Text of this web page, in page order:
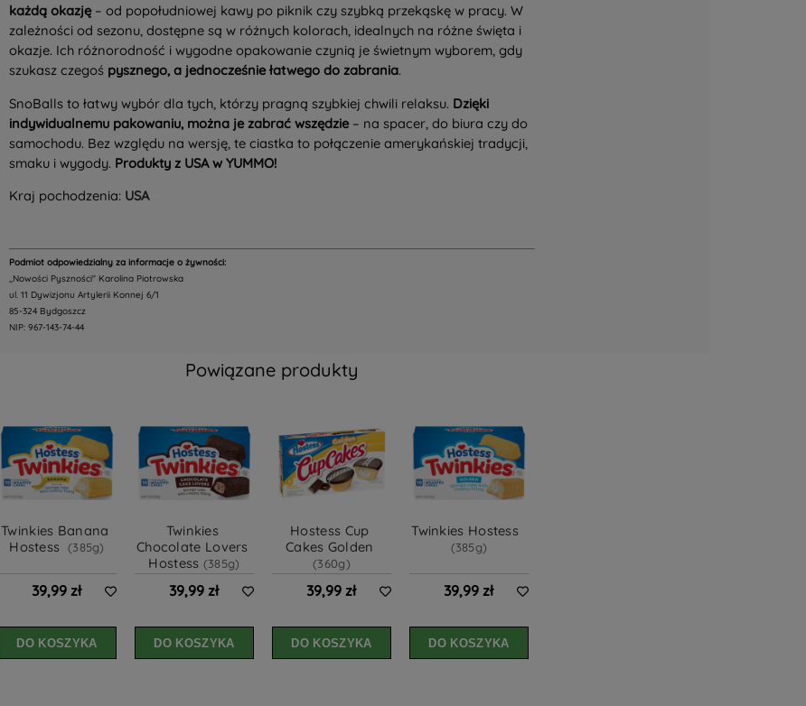
każdą okazję– od popołudniowej kawy po piknik czy szybką przekąskę w pracy. W
zależności od sezonu, dostępne są w różnych kolorach, idealnych na różne święta i
okazje. Ich różnorodność i wygodne opakowanie czynią je świetnym wyborem, gdy
szukasz czegoś pysznego, a jednocześnie łatwego do zabrania.
SnoBalls to łatwy wybór dla tych, którzy pragną szybkiej chwili relaksu. Dzięki
indywidualnemu pakowaniu, można je zabrać wszędzie– na spacer, do biura czy do
samochodu. Bez względu na wersję, te ciastka to połączenie amerykańskiej tradycji,
smaku i wygody. Produkty z USA w YUMMO!
Kraj pochodzenia: USA
Podmiot odpowiedzialny za informacje o żywności:
,,Nowości Pyszności" Karolina Piotrowska
ul. 11 Dywizjonu Artylerii Konnej 6/1
85-324 Bydgoszcz
NIP: 967-143-74-44
Powiązane produkty
Twinkies Banana
Hostess (385g)
39,99 zł
DO KOSZYKA
Twinkies
Chocolate Lovers
Hostess (385g)
39,99 zł
DO KOSZYKA
Hostess Cup
Cakes Golden
(360g)
39,99 zł
DO KOSZYKA
Twinkies Hostess
(385g)
39,99 zł
DO KOSZYKA